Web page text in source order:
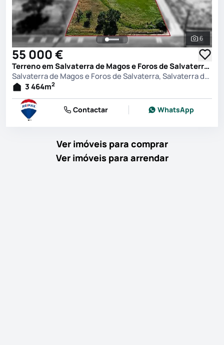
Ver
6
55 000 €
Terreno em Salvaterra de Magos e Foros de Salvaterra, Salvaterra de Magos
Salvaterra de Magos e Foros de Salvaterra, Salvaterra de Magos
3 464m2
Contactar WhatsApp
Ver imóveis para comprar
Ver imóveis para arrendar